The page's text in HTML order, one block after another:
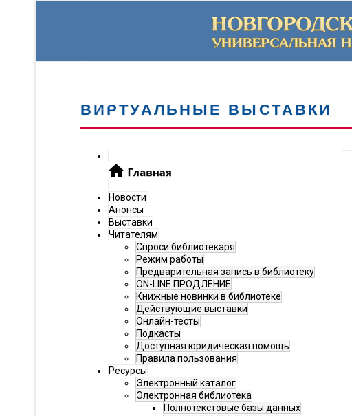
ВИРТУАЛЬНЫЕ ВЫСТАВКИ
Новости
Анонсы
Выставки
Читателям
Спроси библиотекаря
Режим работы
Предварительная запись в библиотеку
ON-LINE ПРОДЛЕНИЕ
Книжные новинки в библиотеке
Действующие выставки
Онлайн-тесты
Подкасты
Доступная юридическая помощь
Правила пользования
Ресурсы
Электронный каталог
Электронная библиотека
Полнотекстовые базы данных